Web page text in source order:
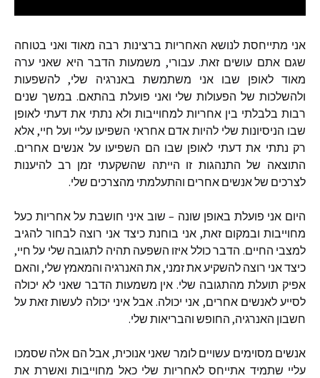
אני מתייחסת לנושא האחריות ברצינות רבה מאוד ואני בטוחה
שגם אתם עושים זאת.עבורי, משמעות הדבר היא שאני ערה
מאוד לאופן שבו אני משתמשת באנרגיה שלי, להשפעות
ולהשלכות של הפעולות שלי ואני פועלת בהתאם. במשך שנים
רבות בלבלתי בין אחריות למחוייבות ולא נתתי את דעתי לאופן
שבו הניסיונות שלי להיות אדם אחראי השפיעו עליי ועל חיי, אלא
רק נתתי את דעתי לאופן שבו הם השפיעו על אנשים אחרים.
התוצאה של התנהגות זו הייתה שהשקעתי זמן רב להיענות
לצרכים שלאנשים אחרים והתעלמתי מהצרכים שלי.
היום אני פועלת באופן שונה – שוב איני חושבת על אחריות כעל
מחוייבות ובמקום זאת, אני בוחנת כיצד אני רוצה לבחור להגיב
למצבי החיים. הדברכולל איזו השפעה תהיה לתגובה שלי על חיי,
כיצדאני רוצה להשקיעאתזמני,את האנרגיה והמאמץ שלי, והאם
אפיק תועלת מהתגובה שלי. אין משמעות הדבר שאני לא יכולה
לסייע לאנשים אחרים, אני יכולה. אבל איני יכולה לעשות זאת על
חשבון האנרגיה, החופש והבריאות שלי.
אנשים מסוימים עשויים לומר שאני אנוכית, אבל הם אלה שסמכו
עליי שתמיד אתייחס לאחריות שלי כאל מחוייבות ואשרת את